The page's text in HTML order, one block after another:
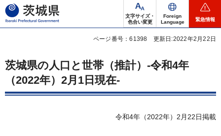
茨城県
文字サイズ・
色合い変更
Foreign
Language
緊急情報
ページ番号：61398 更新日:2022年2月22日
茨城県の人口と世帯（推計）-令和4年
（2022年）2月1日現在-
令和4年（2022年）2月22日掲載